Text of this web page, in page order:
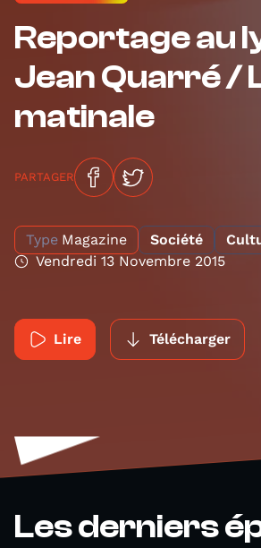
Reportage au
Jean Quarré /
matinale
PARTAGER
Type Magazine Société
Vendredi 13 Novembre 2015
Lire Télécharger
Les derniers